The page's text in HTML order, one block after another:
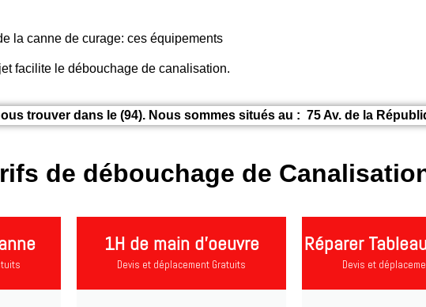
la canne de curage: ces équipements
facilite le débouchage de canalisation.
trouver dans le (94). Nous sommes situés au : 75 Av. de la
de débouchage de
1H de main d'oeuvre
Devis et déplacement Gratuits
Réparer
Devis et